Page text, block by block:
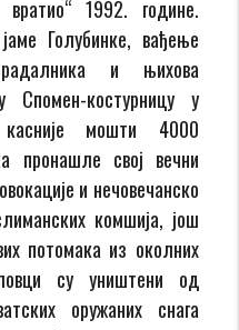
1992. године.
Голубинке, вађење
и њихова
Спомен-костурницу у
мошти 4000
пронашле свој вечни
и нечовечанско
комшија, још
потомака из околних
су уништени од
оружаних снага